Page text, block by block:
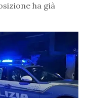
ha già